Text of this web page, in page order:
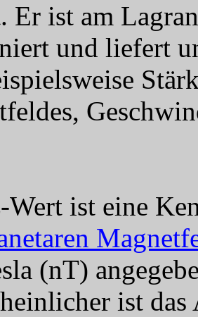
Er ist am
und liefert
Wert ist eine
(nT)
ist